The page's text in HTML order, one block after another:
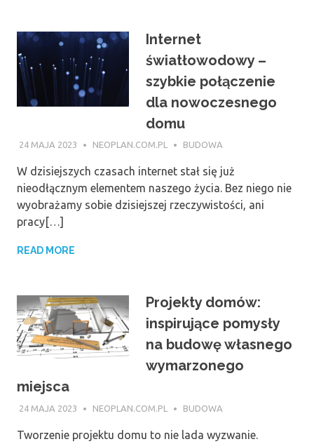
Internet
światłowodowy –
szybkie połączenie
dla nowoczesnego
domu
24 MAJA 2023 NEOPLAN.COM.PL BUDOWA
W dzisiejszych czasach internet stał się już
nieodłącznym elementem naszego życia. Bez niego nie
wyobrażamy sobie dzisiejszej rzeczywistości, ani
pracy[…]
READ MORE
Projekty domów:
inspirujące pomysły
na budowę własnego
wymarzonego
miejsca
24 MAJA 2023 NEOPLAN.COM.PL BUDOWA
Tworzenie projektu domu to nie lada wyzwanie.